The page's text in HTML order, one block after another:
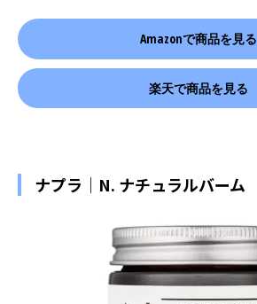
Amazonで商品を見る
楽天で商品を見る
ナプラ｜N. ナチュラルバーム